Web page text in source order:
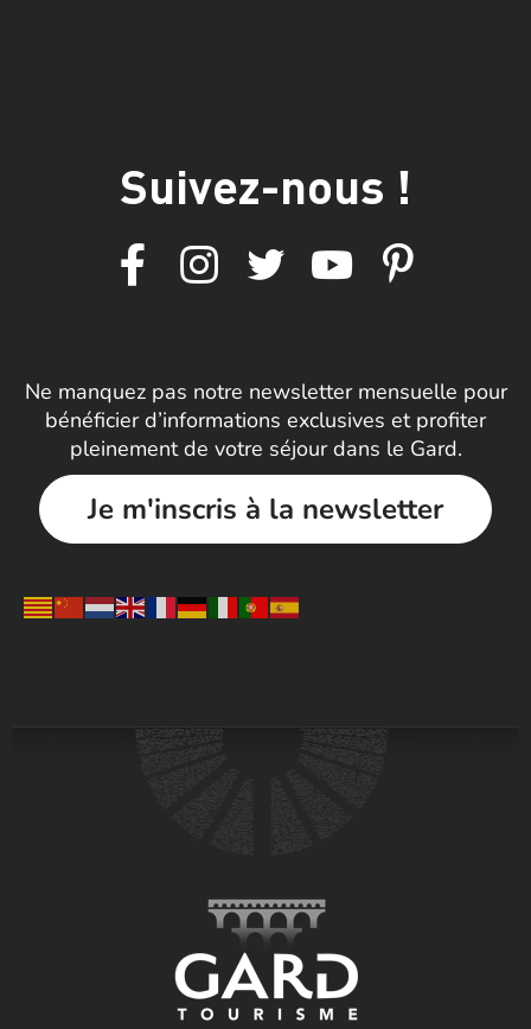
Suivez-nous !
Ne manquez pas notre newsletter mensuelle pour
bénéficier d’informations exclusives et profiter
pleinement de votre séjour dans le Gard.
Je m'inscris à la newsletter